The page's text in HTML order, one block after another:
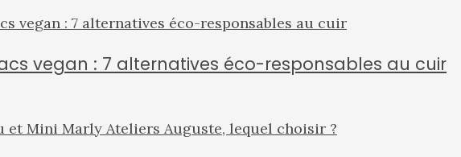
vegan : 7 alternatives éco-responsables au cuir